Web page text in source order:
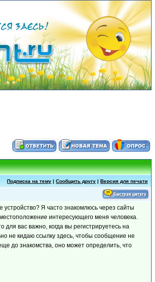
Подписка на тему |Сообщить другу |Версия для печати
Я часто знакомлюсь через сайты
интересующего меня человека.
вас важно, когда вы регистрируетесь на
не кидаю ссылку здесь, чтобы сообщение не
до знакомства, оно может определить, что